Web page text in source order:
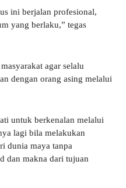
ini berjalan profesional,
yang berlaku,” tegas
agar selalu
dengan orang asing melalui
untuk berkenalan melalui
lagi bila melakukan
dunia maya tanpa
dan makna dari tujuan